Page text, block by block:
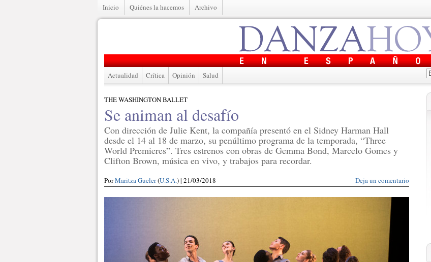
Inicio Quiénes la hacemos Archivo
Actualidad Crítica Opinión Salud
THE WASHINGTON BALLET
Se animan al desafío
Con dirección de Julie Kent, la compañía presentó en el Sidney Harman Hall
desde el 14 al 18 de marzo, su penúltimo programa de la temporada, “Three
World Premieres”. Tres estrenos con obras de Gemma Bond, Marcelo Gomes y
Clifton Brown, música en vivo, y trabajos para recordar.
Deja un comentario
PorMaritza Gueler(U.S.A.) | 21/03/2018